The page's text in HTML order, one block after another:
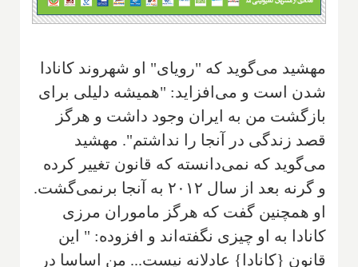
مهشید می‌گوید که "رویای" او شهروند کانادا
شدن است و می‌افزاید: "همیشه دلیلی برای
بازگشت من به ایران وجود داشت و هرگز
قصد زندگی در آنجا را نداشتم". مهشید
می‌گوید که نمی‌دانسته که قانون تغییر کرده
و گرنه بعد از سال ۲۰۱۲ به آنجا برنمی‌گشت.
او همچنین گفت که هرگز ماموران مرزی
کانادا به او چیزی نگفته‌اند و افزوده: " این
قانون {کانادا} عادلانه نیست... من اساسا در